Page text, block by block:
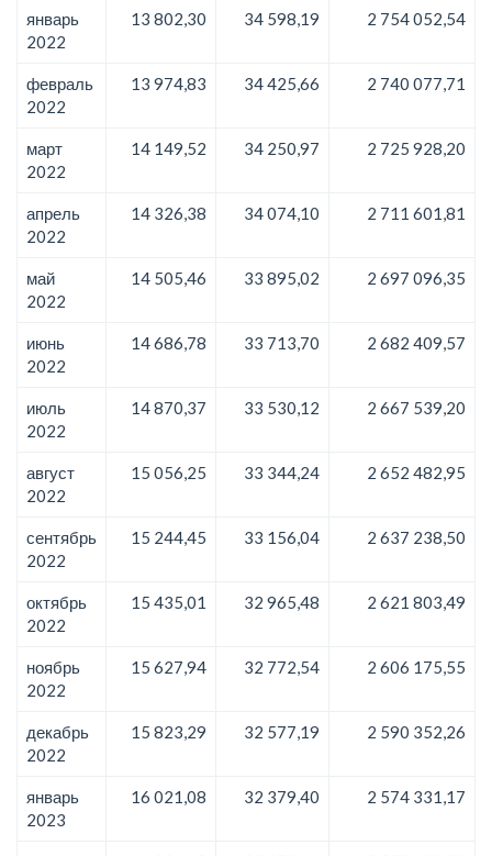
январь
2022
13 802,30 34 598,19 2 754 052,54
февраль
2022
13 974,83 34 425,66 2 740 077,71
март
2022
14 149,52 34 250,97 2 725 928,20
апрель
2022
14 326,38 34 074,10 2 711 601,81
май
2022
14 505,46 33 895,02 2 697 096,35
июнь
2022
14 686,78 33 713,70 2 682 409,57
июль
2022
14 870,37 33 530,12 2 667 539,20
август
2022
15 056,25 33 344,24 2 652 482,95
сентябрь
2022
15 244,45 33 156,04 2 637 238,50
октябрь
2022
15 435,01 32 965,48 2 621 803,49
ноябрь
2022
15 627,94 32 772,54 2 606 175,55
декабрь
2022
15 823,29 32 577,19 2 590 352,26
январь
2023
16 021,08 32 379,40 2 574 331,17